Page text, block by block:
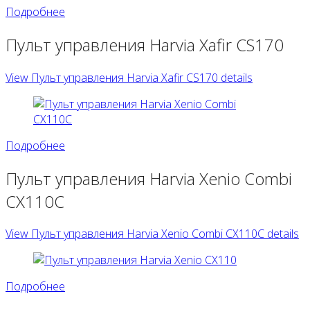
Подробнее
Пульт управления Harvia Xafir CS170
View Пульт управления Harvia Xafir CS170 details
Подробнее
Пульт управления Harvia Xenio Combi
CX110C
View Пульт управления Harvia Xenio Combi CX110C details
Подробнее